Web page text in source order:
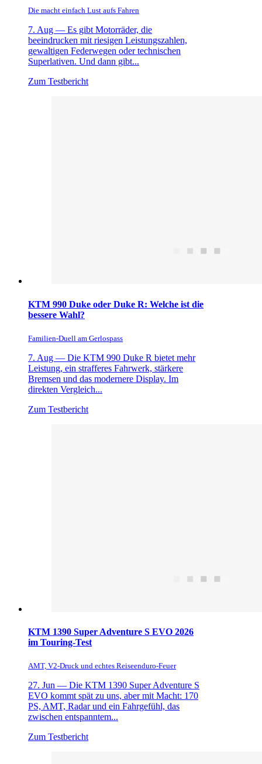
Die macht einfach Lust aufs Fahren
7. Aug — Es gibt Motorräder, die
beeindrucken mit riesigen Leistungszahlen,
gewaltigen Federwegen oder technischen
Superlativen. Und dann gibt...
Zum Testbericht
KTM 990 Duke oder Duke R: Welche ist die
bessere Wahl?
Familien-Duell am Gerlospass
7. Aug — Die KTM 990 Duke R bietet mehr
Leistung, ein strafferes Fahrwerk, stärkere
Bremsen und das modernere Display. Im
direkten Vergleich...
Zum Testbericht
KTM 1390 Super Adventure S EVO 2026
im Touring-Test
AMT, V2-Druck und echtes Reiseenduro-Feuer
27. Jun — Die KTM 1390 Super Adventure S
EVO kommt spät zu uns, aber mit Macht: 170
PS, AMT, Radar und ein Fahrgefühl, das
zwischen entspanntem...
Zum Testbericht